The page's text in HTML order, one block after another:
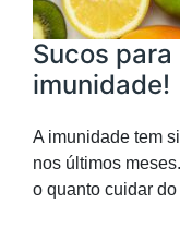
Sucos
imunidade!
A imunidade tem
nos últimos
o quanto cuidar do